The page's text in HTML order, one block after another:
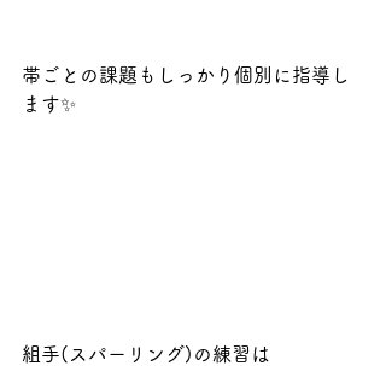
帯ごとの課題もしっかり個別に指導し
ます✨
組手(スパーリング)の練習は